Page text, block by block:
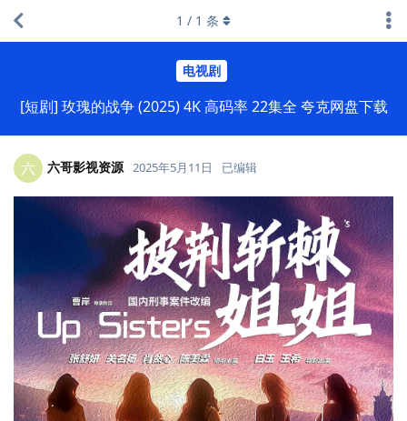
电视剧
[短剧] 玫瑰的战争 (2025) 4K 高码率 22集全 夸克网盘下载
1 / 1 条
六 六哥影视资源 2025年5月11日 已编辑